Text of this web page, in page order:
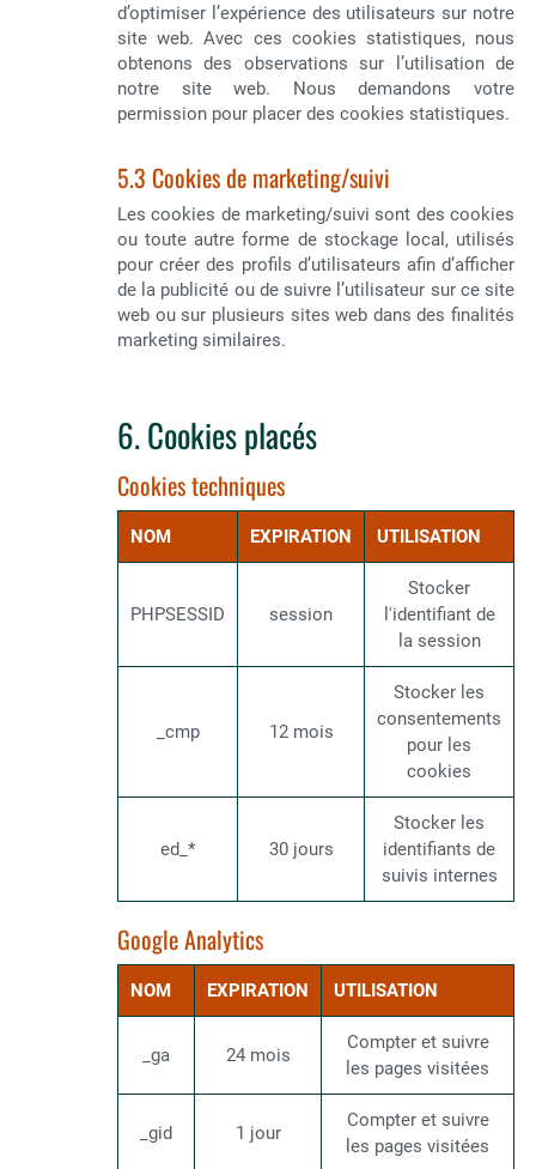
d’optimiser l’expérience des utilisateurs sur notre
site web. Avec ces cookies statistiques, nous
obtenons des observations sur l’utilisation de
notre site web. Nous demandons votre
permission pour placer des cookies statistiques.
5.3 Cookies de marketing/suivi
Les cookies de marketing/suivi sont des cookies
ou toute autre forme de stockage local, utilisés
pour créer des profils d’utilisateurs afin d’afficher
de la publicité ou de suivre l’utilisateur sur ce site
web ou sur plusieurs sites web dans des finalités
marketing similaires.
6. Cookies placés
Cookies techniques
NOM EXPIRATION UTILISATION
PHPSESSID session
Stocker
l'identifiant de
la session
_cmp 12 mois
Stocker les
consentements
pour les
cookies
ed_* 30 jours
Stocker les
identifiants de
suivis internes
Google Analytics
NOM EXPIRATION UTILISATION
_ga 24 mois
Compter et suivre
les pages visitées
_gid 1 jour
Compter et suivre
les pages visitées